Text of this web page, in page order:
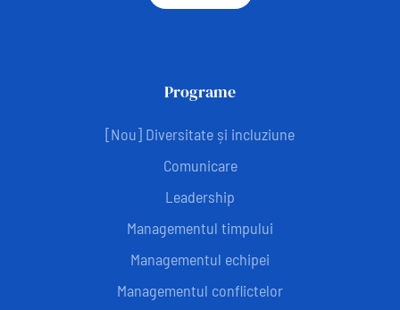
Programe
[Nou] Diversitate și incluziune
Comunicare
Leadership
Managementul timpului
Managementul echipei
Managementul conflictelor